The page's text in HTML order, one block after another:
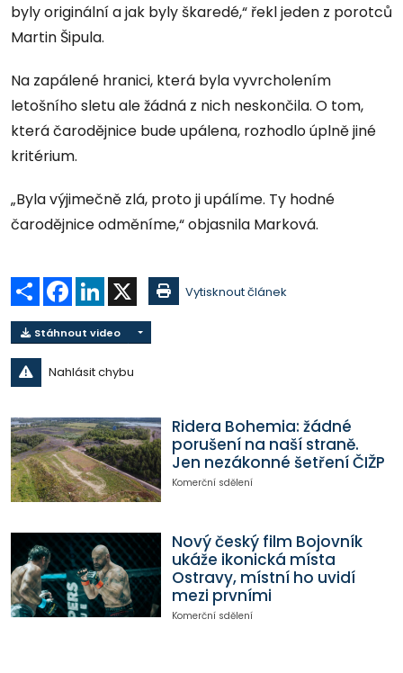
byly originální a jak byly škaredé,“ řekl jeden z porotců
Martin Šipula.
Na zapálené hranici, která byla vyvrcholením
letošního sletu ale žádná z nich neskončila. O tom,
která čarodějnice bude upálena, rozhodlo úplně jiné
kritérium.
„Byla výjimečně zlá, proto ji upálíme. Ty hodné
čarodějnice odměníme,“ objasnila Marková.
Sdílet Facebook
LinkedIn Vytisknout článek
Stáhnout video
Nahlásit chybu
Ridera Bohemia: žádné
porušení na naší straně.
Jen nezákonné šetření ČIŽP
Komerční sdělení
Nový český film Bojovník
ukáže ikonická místa
Ostravy, místní ho uvidí
mezi prvními
Komerční sdělení